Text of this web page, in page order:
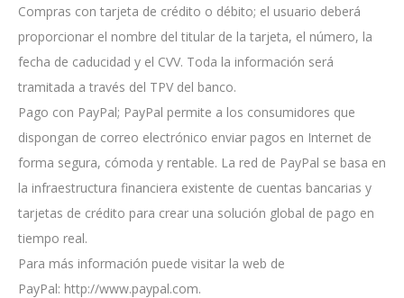
Compras con tarjeta de crédito o débito; el usuario deberá
proporcionar el nombre del titular de la tarjeta, el número, la
fecha de caducidad y el CVV. Toda la información será
tramitada a través del TPV del banco.
Pago con PayPal; PayPal permite a los consumidores que
dispongan de correo electrónico enviar pagos en Internet de
forma segura, cómoda y rentable. La red de PayPal se basa en
la infraestructura financiera existente de cuentas bancarias y
tarjetas de crédito para crear una solución global de pago en
tiempo real.
Para más información puede visitar la web de
PayPal: http://www.paypal.com.